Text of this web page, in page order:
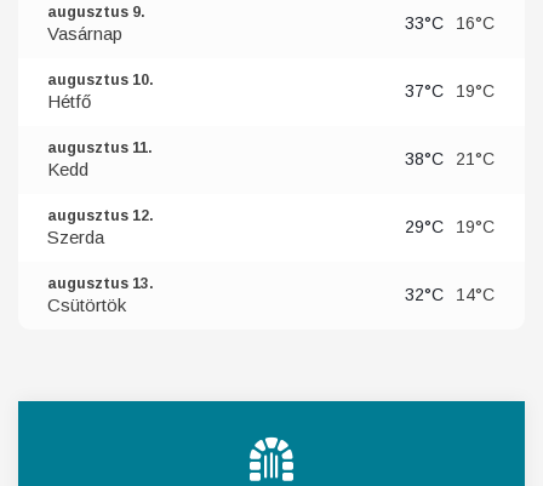
augusztus 9.
Vasárnap 33°C 16°C
augusztus 10.
Hétfő 37°C 19°C
augusztus 11.
Kedd 38°C 21°C
augusztus 12.
Szerda 29°C 19°C
augusztus 13.
Csütörtök 32°C 14°C